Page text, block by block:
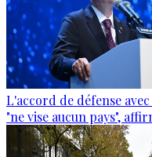
L'accord de défense
"ne vise aucun pays",